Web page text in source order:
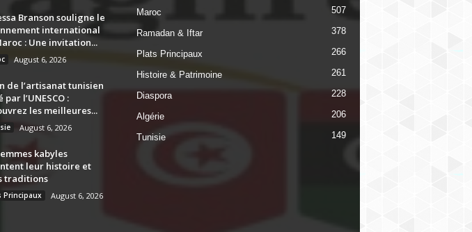
Branson souligne le
international
: Une invitation...
August 6, 2026
de l’artisanat tunisien
par l’UNESCO :
les meilleures...
August 6, 2026
kabyles
leur histoire et
traditions
Principaux August 6, 2026
Maroc 507
Ramadan & Iftar 378
Plats Principaux 266
Histoire & Patrimoine 261
Diaspora 228
Algérie 206
Tunisie 149